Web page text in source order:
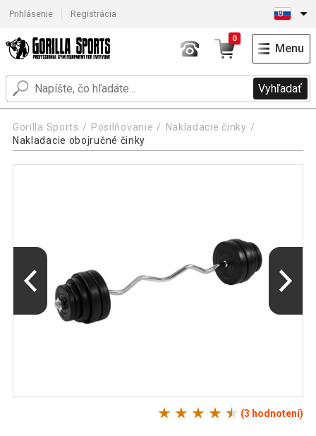
Prihlásenie Registrácia
Vyhľadať
0
Menu
Gorilla Sports Posilňovanie
Nakladacie činky
Nakladacie obojručné činky
(3 hodnotení)